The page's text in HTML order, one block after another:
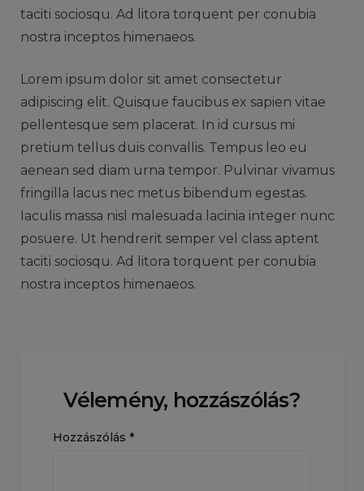
taciti sociosqu. Ad litora torquent per conubia
nostra inceptos himenaeos.
Lorem ipsum dolor sit amet consectetur
adipiscing elit. Quisque faucibus ex sapien vitae
pellentesque sem placerat. In id cursus mi
pretium tellus duis convallis. Tempus leo eu
aenean sed diam urna tempor. Pulvinar vivamus
fringilla lacus nec metus bibendum egestas.
Iaculis massa nisl malesuada lacinia integer nunc
posuere. Ut hendrerit semper vel class aptent
taciti sociosqu. Ad litora torquent per conubia
nostra inceptos himenaeos.
Vélemény, hozzászólás?
Hozzászólás *